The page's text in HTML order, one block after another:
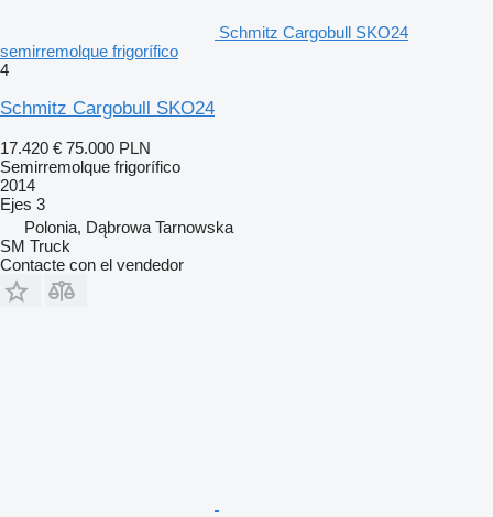
Schmitz Cargobull SKO24
semirremolque frigorífico
4
Schmitz Cargobull SKO24
17.420 € 75.000 PLN
Semirremolque frigorífico
2014
Ejes 3
Polonia, Dąbrowa Tarnowska
SM Truck
Contacte con el vendedor